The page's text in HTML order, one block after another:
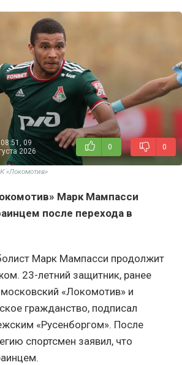
08:51, 09
2026
0 0
«Локомотив»
Марк Мампасси
после перехода в
Марк Мампасси продолжит
23-летний защитник, ранее
«Локомотив» и
гражданство, подписал
«Русенборгом». После
спортсмен заявил, что